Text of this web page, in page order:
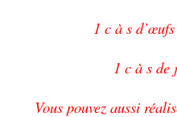
1 c à s
1 c à s de
Vous pouvez aussi